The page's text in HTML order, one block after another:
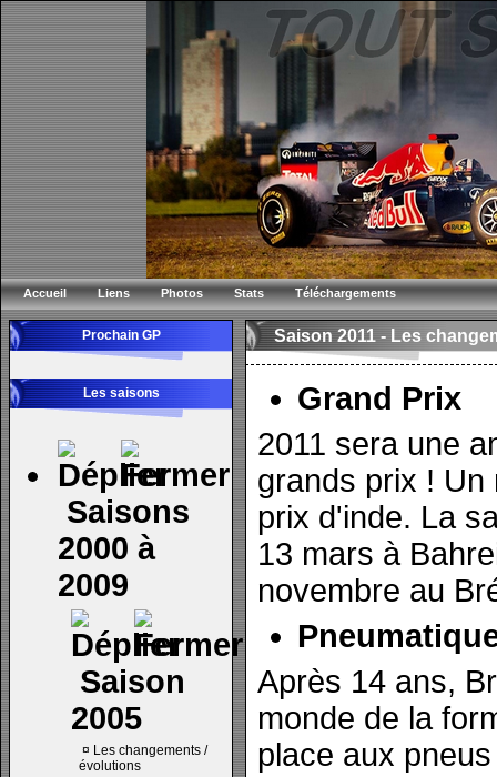
Accueil Liens Photos Stats Téléchargements
Prochain GP
Les saisons
Saisons
2000 à
2009
Saison
2005
¤ Les changements /
évolutions
Saison 2011 - Les
Grand Prix
2011 sera une
grands prix ! Un
prix d'inde. La
13 mars à
novembre au
Après 14 ans,
monde de la
place aux